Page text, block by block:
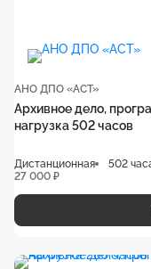
АНО ДПО «АСТ»
Архивное дело,
нагрузка 502 часов
Дистанционная
502
27 000 ₽